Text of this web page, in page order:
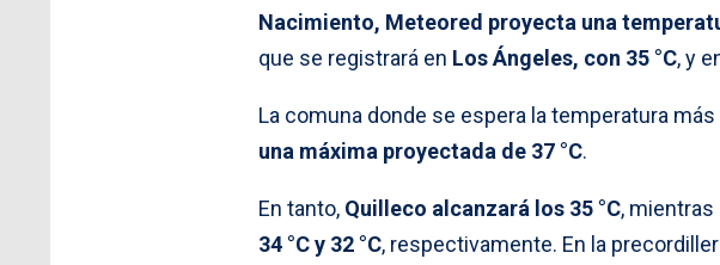
Nacimiento, Meteored proyecta una
que se registrará en Los Ángeles, con 35 °C, y
La comuna donde se espera la temperatura
una máxima proyectada de 37 °C.
En tanto, Quilleco alcanzará los 35 °C, mientras
34 °C y 32 °C, respectivamente. En la